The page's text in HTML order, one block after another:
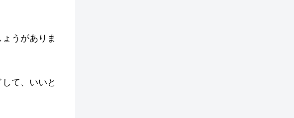
うがありま
て、いいと